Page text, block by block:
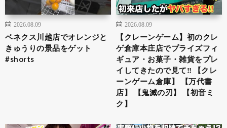
2026.08.09
ベネクス川越店でオレンジと
きゅうりの景品をゲット
#shorts
2026.08.09
【クレーンゲーム】初のクレ
ゲ倉庫本庄店でプライズフィ
ギュア・お菓子・雑貨をプレ
イしてきたので見て‼︎ 【クレ
ーンゲーム倉庫】 【万代書
店】 【鬼滅の刃】 【初音ミ
ク】